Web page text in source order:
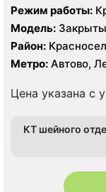
Режим работы:
Модель:
Avanto 1,5
Район:
Петродворцовый
Метро: Автово,
Цена указана с
КТ шейного